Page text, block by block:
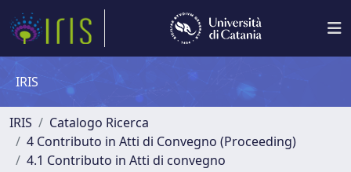
IRIS
IRIS
Catalogo Ricerca
4 Contributo in Atti di Convegno (Proceeding)
4.1 Contributo in Atti di convegno